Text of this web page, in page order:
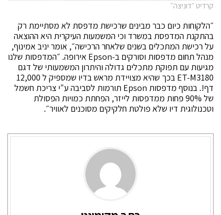
קרדיט ״דוניצה״
״הלקוחות כיום כבר מבינים שרכישת מדפסת לא מסתיימת רק
בהתקנת המדפסת במשרד וכי המשמעות העיקרית היא ההוצאה
על רכישת המתכלים בשנים שלאחר הרכישה״, אומר יניב אמינוף,
מנהל תחום מדפסות וסורקים ב-Epson אירופה. ״המדפסות שלנו
מגיעות עם תפוקת מתכלים גדולה והיתרון המשמעותי של דגם
ET-M3180 בכך שהיא מצויידת מראש בדיו שמספיק ל 12,000
דף!. בנוסף מדפסות Epson תורמות לסביבה ע"י צריכת חשמל
של 90% פחות ממדפסות לייזר, הפחתת כמויות הפסולת
וטכנולוגית דיו שלא פולטת חלקיקים מסוכנים לאוויר״.